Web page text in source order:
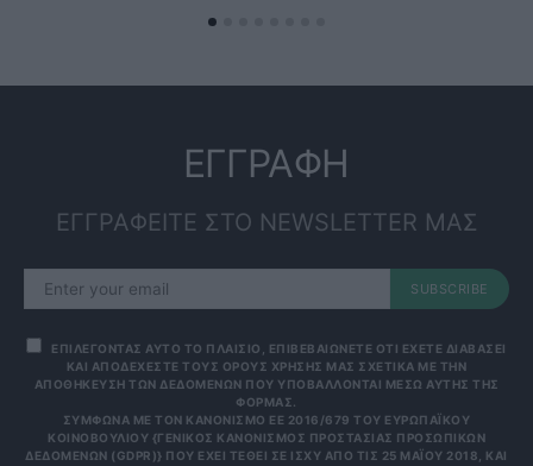
ΕΓΓΡΑΦΗ
ΕΓΓΡΑΦΕΙΤΕ ΣΤΟ NEWSLETTER ΜΑΣ
SUBSCRIBE
ΕΠΙΛΕΓΟΝΤΑΣ ΑΥΤΟ ΤΟ ΠΛΑΙΣΙΟ, ΕΠΙΒΕΒΑΙΩΝΕΤΕ ΟΤΙ ΕΧΕΤΕ ΔΙΑΒΑΣΕΙ
ΚΑΙ ΑΠΟΔΕΧΕΣΤΕ ΤΟΥΣ ΟΡΟΥΣ ΧΡΗΣΗΣ ΜΑΣ ΣΧΕΤΙΚΑ ΜΕ ΤΗΝ
ΑΠΟΘΗΚΕΥΣΗ ΤΩΝ ΔΕΔΟΜΕΝΩΝ ΠΟΥ ΥΠΟΒΑΛΛΟΝΤΑΙ ΜΕΣΩ ΑΥΤΗΣ ΤΗΣ
ΦΟΡΜΑΣ.
ΣΎΜΦΩΝΑ ΜΕ ΤΟΝ ΚΑΝΟΝΙΣΜΌ ΕΕ 2016/679 ΤΟΥ ΕΥΡΩΠΑΪΚΟΎ
ΚΟΙΝΟΒΟΥΛΊΟΥ {ΓΕΝΙΚΌΣ ΚΑΝΟΝΙΣΜΌΣ ΠΡΟΣΤΑΣΊΑΣ ΠΡΟΣΩΠΙΚΏΝ
ΔΕΔΟΜΈΝΩΝ (GDPR)} ΠΟΥ ΈΧΕΙ ΤΕΘΕΊ ΣΕ ΙΣΧΎ ΑΠΌ ΤΙΣ 25 ΜΑΪ́ΟΥ 2018, ΚΑΙ